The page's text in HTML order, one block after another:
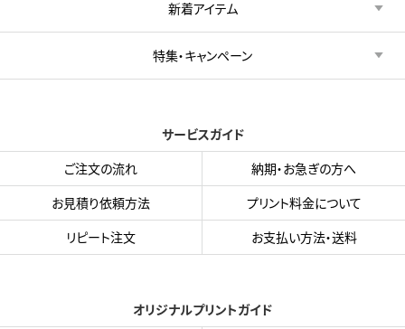
新着アイテム
特集・キャンペーン
サービスガイド
ご注文の流れ
納期・お急ぎの方へ
お見積り依頼方法
プリント料金について
リピート注文
お支払い方法・送料
オリジナルプリントガイド